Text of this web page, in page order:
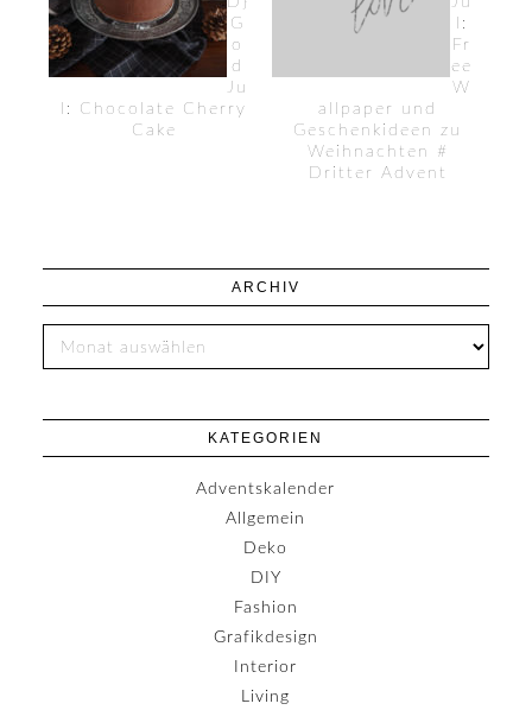
G
o
d
Ju
l: Chocolate Cherry
Cake
l:
Fr
ee
W
allpaper und
Geschenkideen zu
Weihnachten #
Dritter Advent
ARCHIV
KATEGORIEN
Adventskalender
Allgemein
Deko
DIY
Fashion
Grafikdesign
Interior
Living